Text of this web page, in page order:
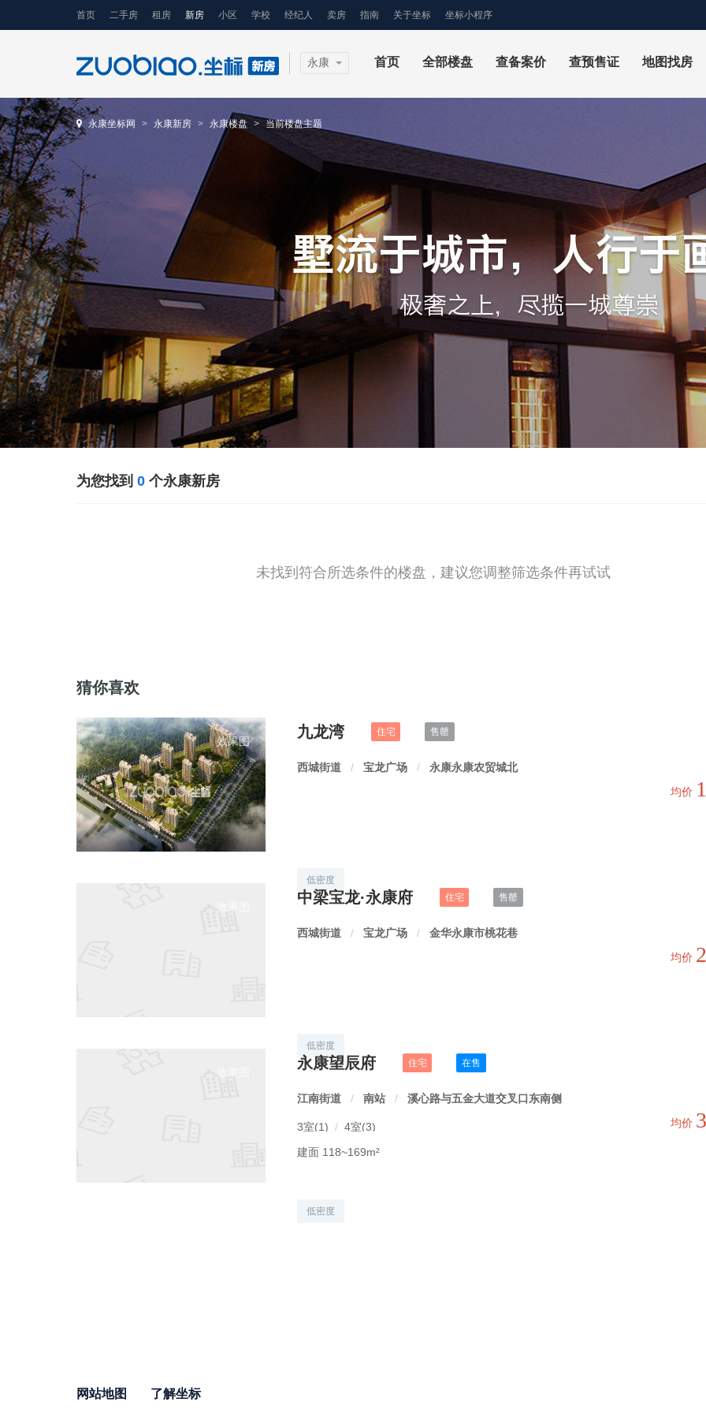
首页 二手房 租房 新房 小区 学校 经纪人 卖房 指南 关于坐标 坐标小程序
永康 首页 全部楼盘 查备案价 查预售证 地图找房
永康坐标网 永康新房 永康楼盘 当前楼盘主题
为您找到 0 个永康新房
未找到符合所选条件的楼盘，建议您调整筛选条件再试试
猜你喜欢
效果图
九龙湾 住宅 售罄
西城街道 / 宝龙广场 / 永康永康农贸城北
低密度
均价
效果图
中梁宝龙·永康府 住宅 售罄
西城街道 / 宝龙广场 / 金华永康市桃花巷
低密度
均价
效果图
永康望辰府 住宅 在售
江南街道 / 南站 / 溪心路与五金大道交叉口东南侧
3室(1) / 4室(3)
建面 118~169m²
低密度
均价
网站地图 了解坐标